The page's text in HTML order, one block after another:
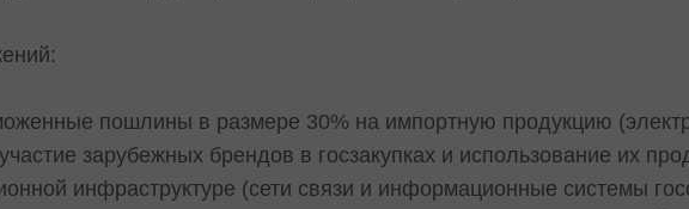
пошлины в размере 30% на импортную продукцию
зарубежных брендов в госзакупках и использование их
инфраструктуре (сети связи и информационные системы